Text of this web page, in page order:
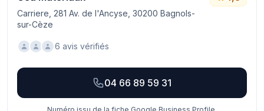
Carriere, 281 Av. de l'Ancyse, 30200 Bagnols-
sur-Cèze
6 avis vérifiés
04 66 89 59 31